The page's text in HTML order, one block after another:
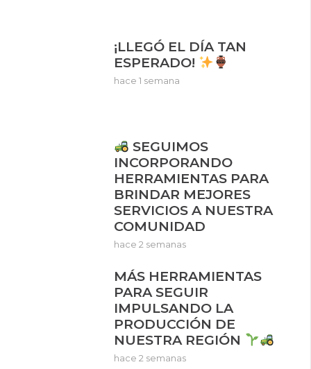
¡LLEGÓ EL DÍA TAN
ESPERADO!
hace 1 semana
SEGUIMOS
INCORPORANDO
HERRAMIENTAS PARA
BRINDAR MEJORES
SERVICIOS A NUESTRA
COMUNIDAD
hace 2 semanas
MÁS HERRAMIENTAS
PARA SEGUIR
IMPULSANDO LA
PRODUCCIÓN DE
NUESTRA REGIÓN
hace 2 semanas